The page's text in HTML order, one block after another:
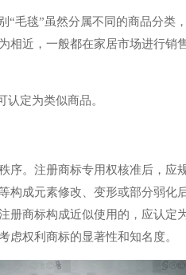
毛毯”虽然分属不同的商品分类
近，一般都在家居市场进行
定为类似商品。
。注册商标专用权核准后，
成元素修改、变形或部分弱化
商标构成近似使用的，应认
虑权利商标的显著性和知名度。